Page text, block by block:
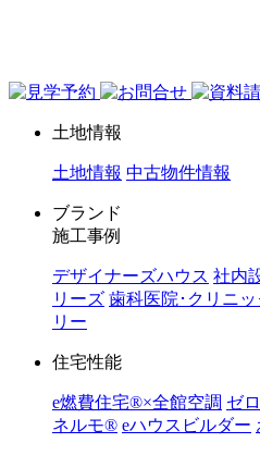
土地情報
土地情報 中古物件情報
ブランド
施工事例
デザイナーズハウス 社内
リーズ 歯科医院･クリニ
リー
住宅性能
e燃費住宅®︎×全館空調 ゼ
ネルモ®︎ eハウスビルダー